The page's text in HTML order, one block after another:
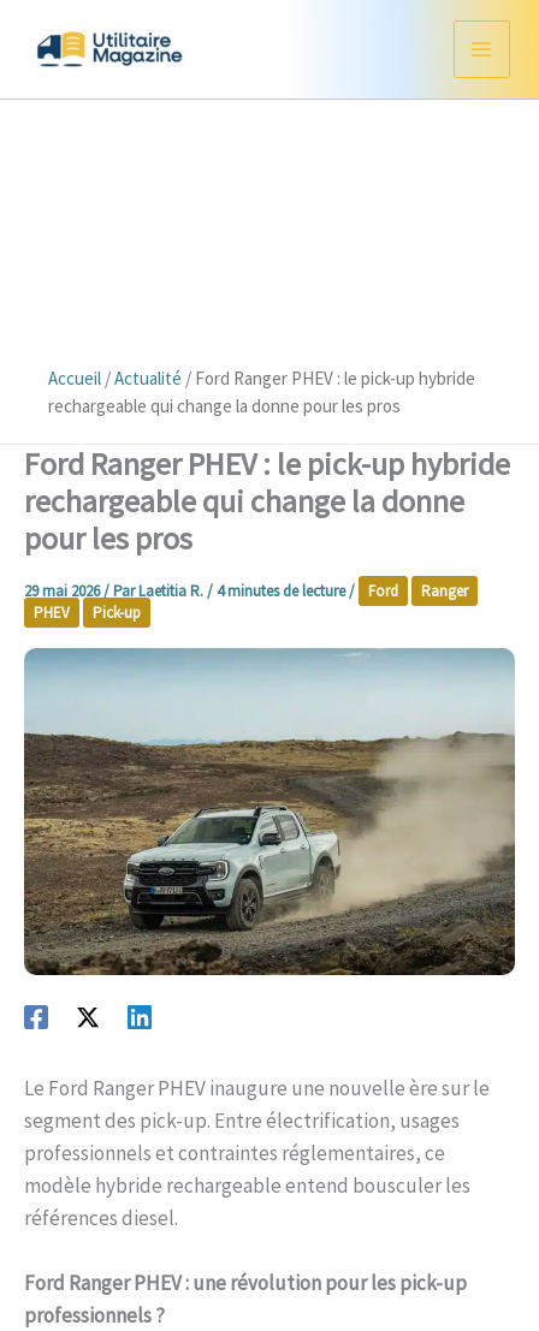
Accueil /Actualité / Ford Ranger PHEV : le pick-up hybride
rechargeable qui change la donne pour les pros
Ford Ranger PHEV : le pick-up hybride
rechargeable qui change la donne
pour les pros
29 mai 2026/ ParLaetitia R./4 minutes de lecture/ Ford
Ranger
PHEV
Pick-up
Le Ford Ranger PHEV inaugure une nouvelle ère sur le
segment des pick-up. Entre électrification, usages
professionnels et contraintes réglementaires, ce
modèle hybride rechargeable entend bousculer les
références diesel.
Ford Ranger PHEV : une révolution pour les pick-up
professionnels ?